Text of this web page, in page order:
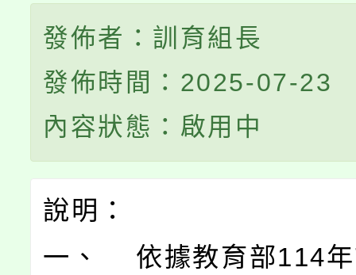
發佈者：訓育組長
發佈時間：2025-07-23
內容狀態：啟用中
說明：
一、 依據教育部114年